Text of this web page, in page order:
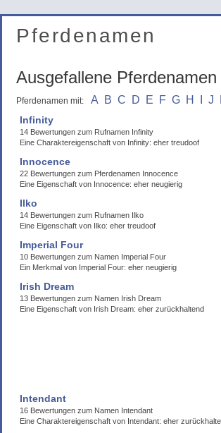
Pferdenamen
Ausgefallene Pferdenamen
Pferdenamen mit: A B C D E F G H J
Infinity
14 Bewertungen zum Rufnamen Infinity
Eine Charaktereigenschaft von Infinity: eher treudoof
Innocence
22 Bewertungen zum Pferdenamen Innocence
Eine Eigenschaft von Innocence: eher neugierig
Ilko
14 Bewertungen zum Rufnamen Ilko
Eine Eigenschaft von Ilko: eher treudoof
Imperial Four
10 Bewertungen zum Namen Imperial Four
Ein Merkmal von Imperial Four: eher neugierig
Irish Dream
13 Bewertungen zum Namen Irish Dream
Eine Eigenschaft von Irish Dream: eher zurückhaltend
Intendant
16 Bewertungen zum Namen Intendant
Eine Charaktereigenschaft von Intendant: eher